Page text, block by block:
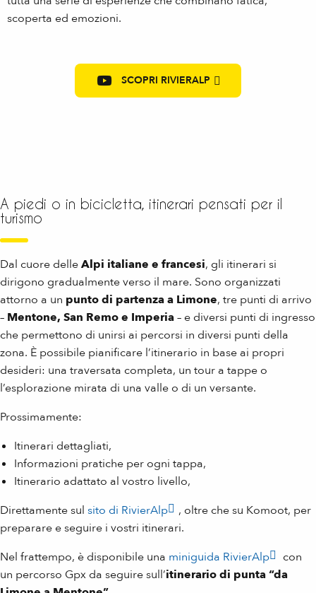
scoperta ed emozioni.
SCOPRI RIVIERALP
A piedi o in bicicletta, itinerari pensati per il
turismo
Dal cuore delleAlpi italiane e francesi, gli itinerari si
dirigono gradualmente verso il mare. Sono organizzati
attorno a un punto di partenza a Limone, tre punti di arrivo
– Mentone, San Remo e Imperia– e diversi punti di ingresso
che permettono di unirsi ai percorsi in diversi punti della
zona. È possibile pianificare l’itinerario in base ai propri
desideri: una traversata completa, un tour a tappe o
l’esplorazione mirata di una valle o di un versante.
Prossimamente:
Itinerari dettagliati,
Informazioni pratiche per ogni tappa,
Itinerario adattato al vostro livello,
Direttamente sul sito di RivierAlp
, oltre che su Komoot, per
preparare e seguire i vostri itinerari.
Nel frattempo, è disponibile una miniguida RivierAlp
con
un percorso Gpx da seguire sull’itinerario di punta “da